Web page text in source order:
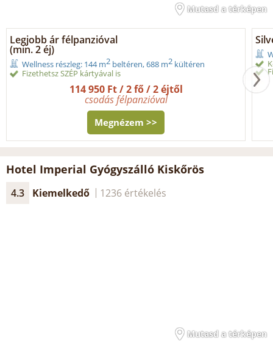
Mutasd a térképen
Legjobb ár félpanzióval
(min. 2 éj)
Wellness részleg: 144 m2 beltéren, 688 m2 kültéren
Fizethetsz SZÉP kártyával is
114 950 Ft / 2 fő / 2 éjtől
csodás félpanzióval
Megnézem >>
Hotel Imperial Gyógyszálló Kiskőrös
4.3 Kiemelkedő 1236 értékelés
Mutasd a térképen